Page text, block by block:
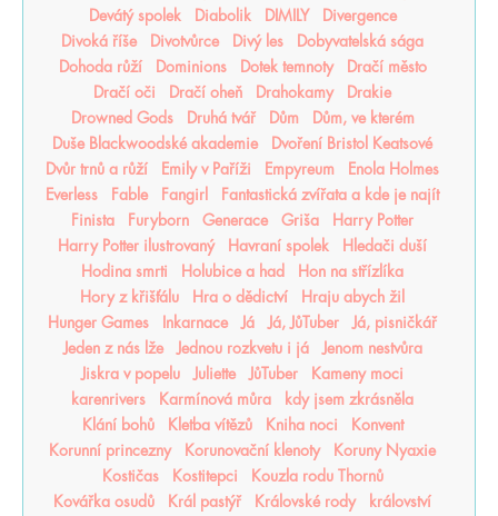
Devátý spolek
Diabolik DIMILY
Divergence
Divoká říše
Divotvůrce Divý les
Dobyvatelská sága
Dohoda růží
Dominions Dotek temnoty
Dračí město
Dračí oči
Dračí oheň Drahokamy
Drakie
Drowned Gods
Druhá tvář Dům
Dům, ve kterém
Duše Blackwoodské akademie
Dvoření Bristol Keatsové
Dvůr trnů a růží
Emily v Paříži Empyreum
Enola Holmes
Everless
Fable Fangirl
Fantastická zvířata a kde je najít
Finista
Furyborn Generace Griša
Harry Potter
Harry Potter ilustrovaný
Havraní spolek
Hledači duší
Hodina smrti
Holubice a had
Hon na střízlíka
Hory z křišťálu
Hra o dědictví
Hraju abych žil
Hunger Games
Inkarnace Já Já, JůTuber
Já, pisničkář
Jeden z nás lže
Jednou rozkvetu i já
Jenom nestvůra
Jiskra v popelu
Juliette JůTuber
Kameny moci
karenrivers
Karmínová můra
kdy jsem zkrásněla
Klání bohů
Kletba vítězů Kniha noci
Konvent
Korunní princezny
Korunovační klenoty
Koruny Nyaxie
Kostičas
Kostitepci
Kouzla rodu Thornů
Kovářka osudů
Král pastýř Královské rody
království